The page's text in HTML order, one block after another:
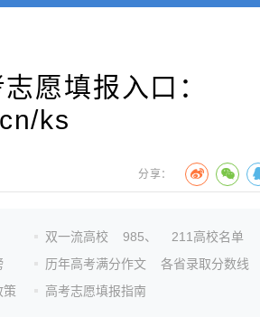
愿填报入口：
ks
分享：
策
双一流高校 985、
211高校名单
历年高考满分作文
各省录取分数线
高考志愿填报指南